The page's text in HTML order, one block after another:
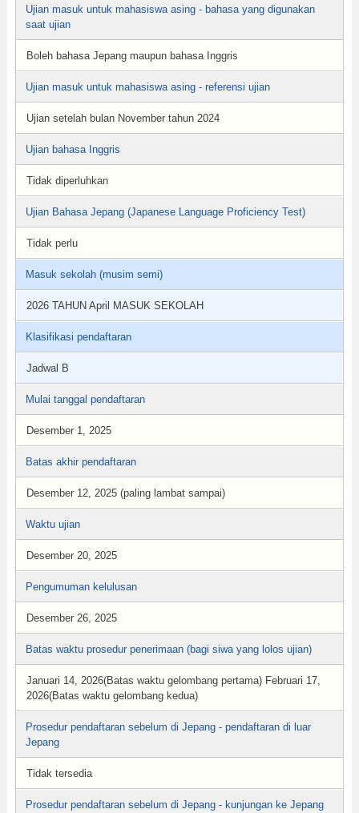
Ujian masuk untuk mahasiswa asing - bahasa yang digunakan
saat ujian
Boleh bahasa Jepang maupun bahasa Inggris
Ujian masuk untuk mahasiswa asing - referensi ujian
Ujian setelah bulan November tahun 2024
Ujian bahasa Inggris
Tidak diperluhkan
Ujian Bahasa Jepang (Japanese Language Proficiency Test)
Tidak perlu
Masuk sekolah (musim semi)
2026 TAHUN April MASUK SEKOLAH
Klasifikasi pendaftaran
Jadwal B
Mulai tanggal pendaftaran
Desember 1, 2025
Batas akhir pendaftaran
Desember 12, 2025 (paling lambat sampai)
Waktu ujian
Desember 20, 2025
Pengumuman kelulusan
Desember 26, 2025
Batas waktu prosedur penerimaan (bagi siwa yang lolos ujian)
Januari 14, 2026(Batas waktu gelombang pertama) Februari 17,
2026(Batas waktu gelombang kedua)
Prosedur pendaftaran sebelum di Jepang - pendaftaran di luar
Jepang
Tidak tersedia
Prosedur pendaftaran sebelum di Jepang - kunjungan ke Jepang